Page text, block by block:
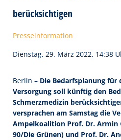
berücksichtigen
Presseinformation
Dienstag, 29. März 2022, 14:38
Berlin – Die Bedarfsplanung
Versorgung soll künftig den
Schmerzmedizin
versprachen am Samstag die
Ampelkoalition Prof. Dr. Armin
90/Die Grünen) und Prof. Dr.